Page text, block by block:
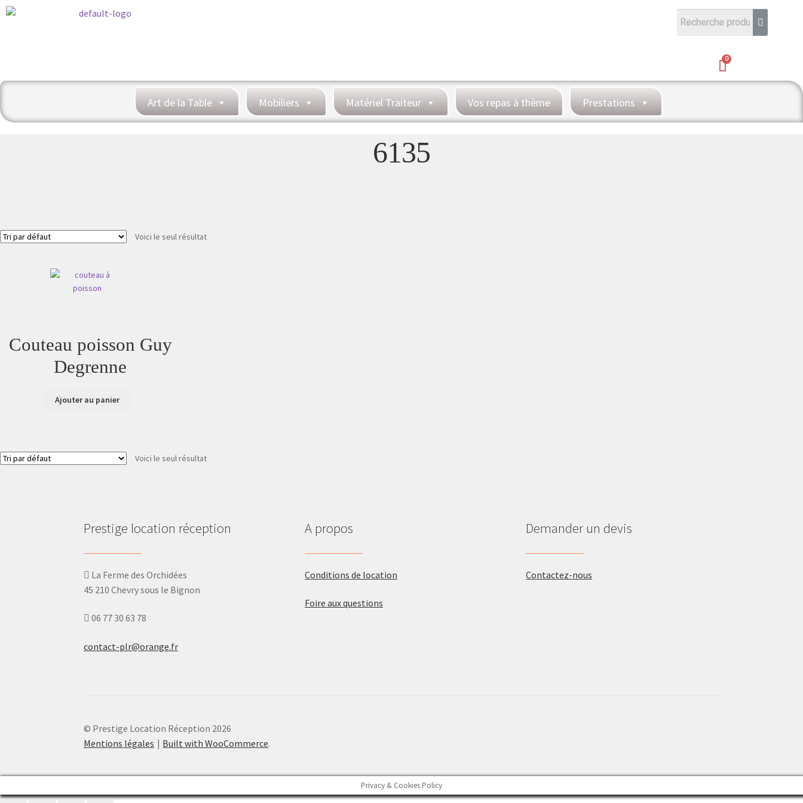
Art de la Table Mobiliers Matériel Traiteur Vos repas à thème Prestations
6135
Voici le seul résultat
Couteau poisson Guy
Degrenne
Ajouter au panier
Voici le seul résultat
Prestige location réception
La Ferme des Orchidées
45 210 Chevry sous le Bignon
06 77 30 63 78
contact-plr@orange.fr
A propos
Conditions de location
Foire aux questions
Demander un devis
Contactez-nous
© Prestige Location Réception 2026
Mentions légales
Built with WooCommerce.
Privacy & Cookies Policy